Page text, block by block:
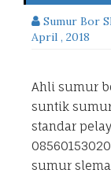
Sumur Bor
April , 2018
Ahli sumur
suntik
standar
sumur